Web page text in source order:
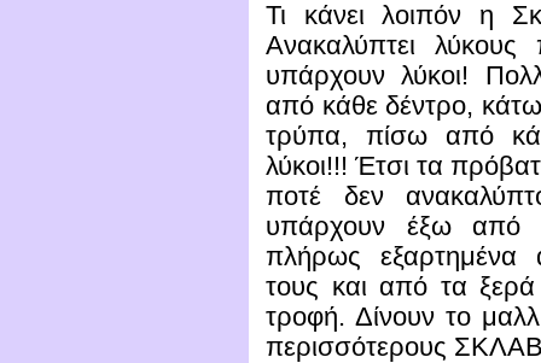
Τι κάνει λοιπόν η
Ανακαλύπτει
υπάρχουν λύκοι!
από κάθε δέντρο,
τρύπα, πίσω από
λύκοι!!! Έτσι τα
ποτέ δεν
υπάρχουν έξω από
πλήρως εξαρτημένα
τους και από τα ξερά
τροφή. Δίνουν το
περισσότερους